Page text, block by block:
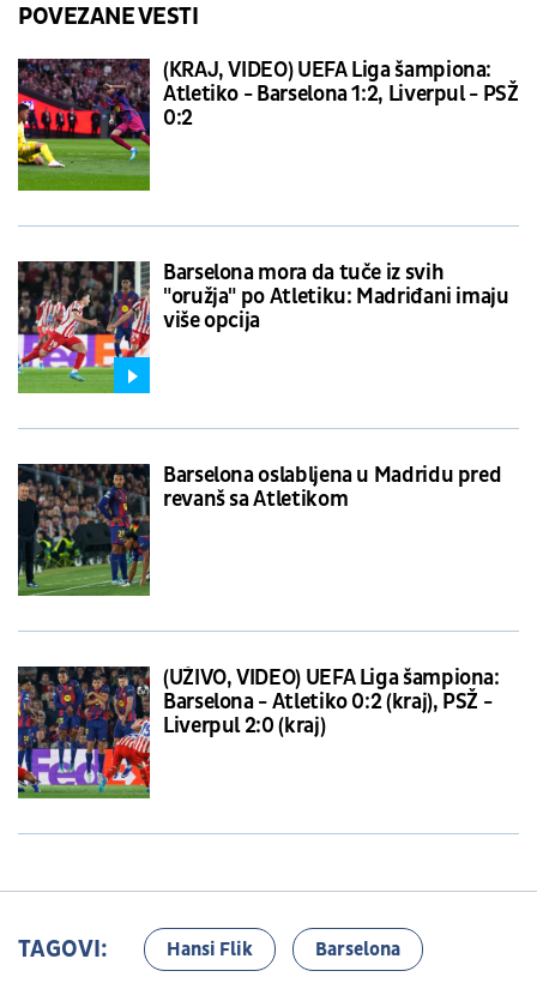
POVEZANE VESTI
(KRAJ, VIDEO) UEFA Liga šampiona:
Atletiko - Barselona 1:2, Liverpul - PSŽ
0:2
Barselona mora da tuče iz svih
"oružja" po Atletiku: Madriđani imaju
više opcija
Barselona oslabljena u Madridu pred
revanš sa Atletikom
(UŽIVO, VIDEO) UEFA Liga šampiona:
Barselona - Atletiko 0:2 (kraj), PSŽ -
Liverpul 2:0 (kraj)
TAGOVI: Hansi Flik Barselona